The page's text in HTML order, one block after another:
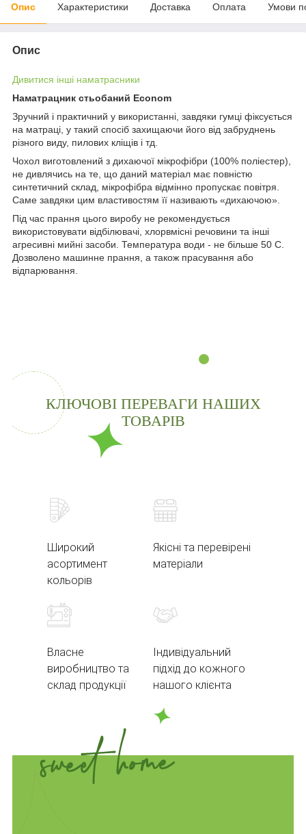
Опис Характеристики Доставка Оплата Умови
Опис
Дивитися інші наматрасники
Наматрацник стьобаний Econom
Зручний і практичний у використанні, завдяки гумці фіксується
на матраці, у такий спосіб захищаючи його від забруднень
різного виду, пилових кліщів і тд.
Чохол виготовлений з дихаючої мікрофібри (100% поліестер),
не дивлячись на те, що даний матеріал має повністю
синтетичний склад, мікрофібра відмінно пропускає повітря.
Саме завдяки цим властивостям її називають «дихаючою».
Під час прання цього виробу не рекомендується
використовувати відбілювачі, хлорвмісні речовини та інші
агресивні мийні засоби. Температура води - не більше 50 С.
Дозволено машинне прання, а також прасування або
відпарювання.
КЛЮЧОВІ ПЕРЕВАГИ НАШИХ
ТОВАРІВ
Широкий
асортимент
кольорів
Якісні та перевірені
матеріали
Власне
виробництво та
склад продукції
Індивідуальний
підхід до кожного
нашого клієнта